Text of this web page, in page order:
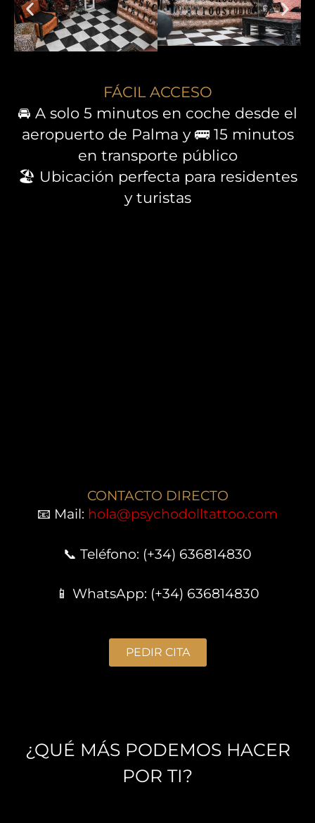
FÁCIL ACCESO
🚘 A solo 5 minutos en coche desde el
aeropuerto de Palma y 🚌 15 minutos
en transporte público
🏖️ Ubicación perfecta para residentes
y turistas
CONTACTO DIRECTO
📧 Mail: hola@psychodolltattoo.com
📞 Teléfono: (+34) 636814830
📱 WhatsApp: (+34) 636814830
PEDIR CITA
¿QUÉ MÁS PODEMOS HACER
POR TI?